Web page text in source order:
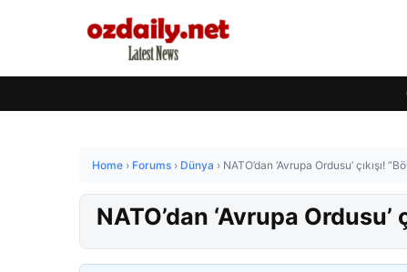
Home › Forums › Dünya › NATO’dan ‘Avrupa Ordusu’ çıkışı!
NATO’dan ‘Avrupa